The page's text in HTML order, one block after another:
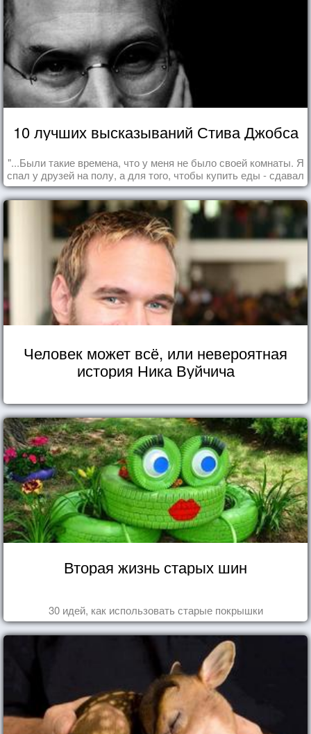
10 лучших высказываний Стива Джобса
"...Были такие времена, что у меня не было своей комнаты. Я
спал у друзей на полу, а для того, чтобы купить еды - сдавал
бутылки из под кока-колы"
Человек может всё, или невероятная
история Ника Вуйчича
Вторая жизнь старых шин
30 идей, как использовать старые покрышки